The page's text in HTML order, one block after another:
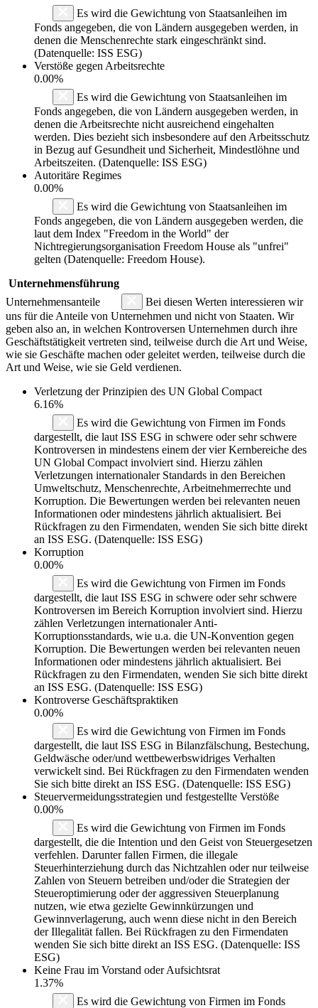
Es wird die Gewichtung von Staatsanleihen im
Fonds angegeben, die von Ländern ausgegeben werden, in
denen die Menschenrechte stark eingeschränkt sind.
(Datenquelle: ISS ESG)
Verstöße gegen Arbeitsrechte
0.00%
Es wird die Gewichtung von Staatsanleihen im
Fonds angegeben, die von Ländern ausgegeben werden, in
denen die Arbeitsrechte nicht ausreichend eingehalten
werden. Dies bezieht sich insbesondere auf den Arbeitsschutz
in Bezug auf Gesundheit und Sicherheit, Mindestlöhne und
Arbeitszeiten. (Datenquelle: ISS ESG)
Autoritäre Regimes
0.00%
Es wird die Gewichtung von Staatsanleihen im
Fonds angegeben, die von Ländern ausgegeben werden, die
laut dem Index "Freedom in the World" der
Nichtregierungsorganisation Freedom House als "unfrei"
gelten (Datenquelle: Freedom House).
Unternehmensführung
Unternehmensanteile
Bei diesen Werten interessieren wir
uns für die Anteile von Unternehmen und nicht von Staaten. Wir
geben also an, in welchen Kontroversen Unternehmen durch ihre
Geschäftstätigkeit vertreten sind, teilweise durch die Art und Weise,
wie sie Geschäfte machen oder geleitet werden, teilweise durch die
Art und Weise, wie sie Geld verdienen.
Verletzung der Prinzipien des UN Global Compact
6.16%
Es wird die Gewichtung von Firmen im Fonds
dargestellt, die laut ISS ESG in schwere oder sehr schwere
Kontroversen in mindestens einem der vier Kernbereiche des
UN Global Compact involviert sind. Hierzu zählen
Verletzungen internationaler Standards in den Bereichen
Umweltschutz, Menschenrechte, Arbeitnehmerrechte und
Korruption. Die Bewertungen werden bei relevanten neuen
Informationen oder mindestens jährlich aktualisiert. Bei
Rückfragen zu den Firmendaten, wenden Sie sich bitte direkt
an ISS ESG. (Datenquelle: ISS ESG)
Korruption
0.00%
Es wird die Gewichtung von Firmen im Fonds
dargestellt, die laut ISS ESG in schwere oder sehr schwere
Kontroversen im Bereich Korruption involviert sind. Hierzu
zählen Verletzungen internationaler Anti-
Korruptionsstandards, wie u.a. die UN-Konvention gegen
Korruption. Die Bewertungen werden bei relevanten neuen
Informationen oder mindestens jährlich aktualisiert. Bei
Rückfragen zu den Firmendaten, wenden Sie sich bitte direkt
an ISS ESG. (Datenquelle: ISS ESG)
Kontroverse Geschäftspraktiken
0.00%
Es wird die Gewichtung von Firmen im Fonds
dargestellt, die laut ISS ESG in Bilanzfälschung, Bestechung,
Geldwäsche oder/und wettbewerbswidriges Verhalten
verwickelt sind. Bei Rückfragen zu den Firmendaten wenden
Sie sich bitte direkt an ISS ESG. (Datenquelle: ISS ESG)
Steuervermeidungsstrategien und festgestellte Verstöße
0.00%
Es wird die Gewichtung von Firmen im Fonds
dargestellt, die die Intention und den Geist von Steuergesetzen
verfehlen. Darunter fallen Firmen, die illegale
Steuerhinterziehung durch das Nichtzahlen oder nur teilweise
Zahlen von Steuern betreiben und/oder die Strategien der
Steueroptimierung oder der aggressiven Steuerplanung
nutzen, wie etwa gezielte Gewinnkürzungen und
Gewinnverlagerung, auch wenn diese nicht in den Bereich
der Illegalität fallen. Bei Rückfragen zu den Firmendaten
wenden Sie sich bitte direkt an ISS ESG. (Datenquelle: ISS
ESG)
Keine Frau im Vorstand oder Aufsichtsrat
1.37%
Es wird die Gewichtung von Firmen im Fonds